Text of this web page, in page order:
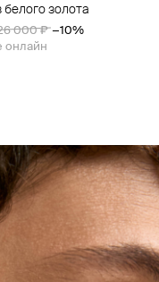
белого золота
000 ₽ −10%
онлайн
из золота flower
из золота ra gemmed
из золота threeleaf